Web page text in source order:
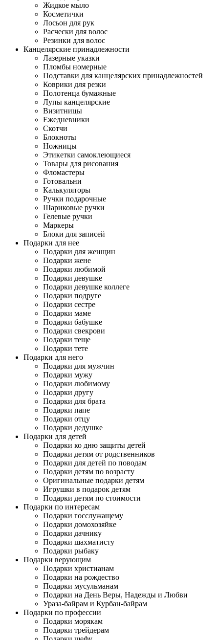
Жидкое мыло
Косметички
Лосьон для рук
Расчески для волос
Резинки для волос
Канцелярские принадлежности
Лазерные указки
Пломбы номерные
Подставки для канцелярских принадлежностей
Коврики для резки
Полотенца бумажные
Лупы канцелярские
Визитницы
Ежедневники
Скотчи
Блокноты
Ножницы
Этикетки самоклеющиеся
Товары для рисования
Фломастеры
Готовальни
Калькуляторы
Ручки подарочные
Шариковые ручки
Гелевые ручки
Маркеры
Блоки для записей
Подарки для нее
Подарки для женщин
Подарки жене
Подарки любимой
Подарки девушке
Подарки девушке коллеге
Подарки подруге
Подарки сестре
Подарки маме
Подарки бабушке
Подарки свекрови
Подарки теще
Подарки тете
Подарки для него
Подарки для мужчин
Подарки мужу
Подарки любимому
Подарки другу
Подарки для брата
Подарки папе
Подарки отцу
Подарки дедушке
Подарки для детей
Подарки ко дню защиты детей
Подарки детям от родственников
Подарки для детей по поводам
Подарки детям по возрасту
Оригинальные подарки детям
Игрушки в подарок детям
Подарки детям по стоимости
Подарки по интересам
Подарки госслужащему
Подарки домохозяйке
Подарки дачнику
Подарки шахматисту
Подарки рыбаку
Подарки верующим
Подарки христианам
Подарки на рождество
Подарки мусульманам
Подарки на День Веры, Надежды и Любви
Ураза-байрам и Курбан-байрам
Подарки по профессии
Подарки морякам
Подарки трейдерам